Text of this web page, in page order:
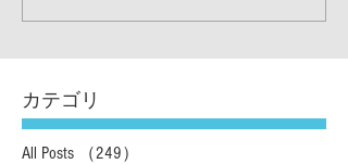
カテゴリ
All Posts （249）